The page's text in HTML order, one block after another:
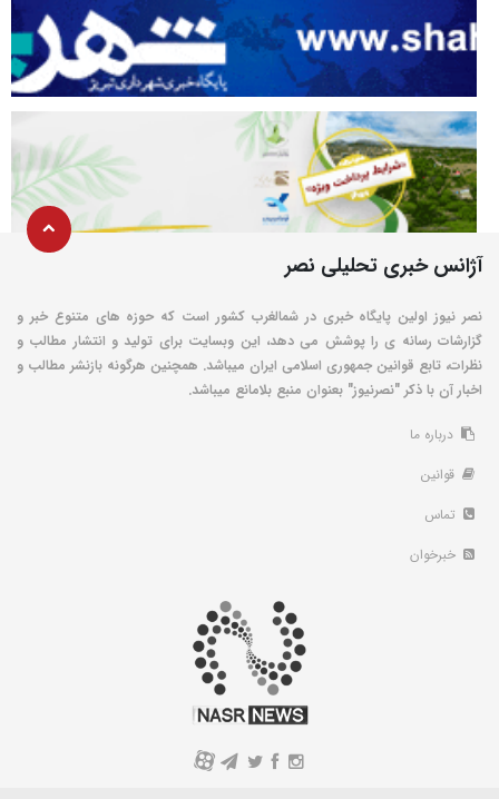
آژانس خبری تحلیلی نصر
نصر نیوز اولین پایگاه خبری در شمالغرب کشور است که حوزه های متنوع خبر و
گزارشات رسانه ی را پوشش می دهد، این وبسایت برای تولید و انتشار مطالب و
نظرات، تابع قوانین جمهوری اسلامی ایران میباشد. همچنین هرگونه بازنشر مطالب و
اخبار آن با ذکر "نصرنیوز" بعنوان منبع بلامانع میباشد.
درباره ما
قوانین
تماس
خبرخوان
A